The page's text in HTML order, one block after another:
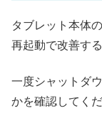
タブレット本体
再起動で改善す
一度シャットダ
かを確認してくだ